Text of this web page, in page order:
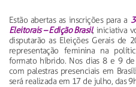
Estão abertas as inscrições para a
Eleitorais – Edição Brasil, iniciativa
disputarão as Eleições Gerais de
representação feminina na
formato híbrido. Nos dias 8 e 9
com palestras presenciais em
será realizada em 17 de julho, das